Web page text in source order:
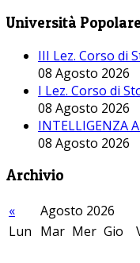
Università
III Lez. Corso di
08 Agosto 2026
I Lez. Corso di
08 Agosto 2026
INTELLIGENZA
08 Agosto 2026
Archivio
« Agosto 2026
Lun Mar Mer Gio